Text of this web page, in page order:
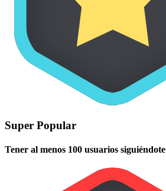
Super Popular
Tener al menos 100 usuarios siguiéndote